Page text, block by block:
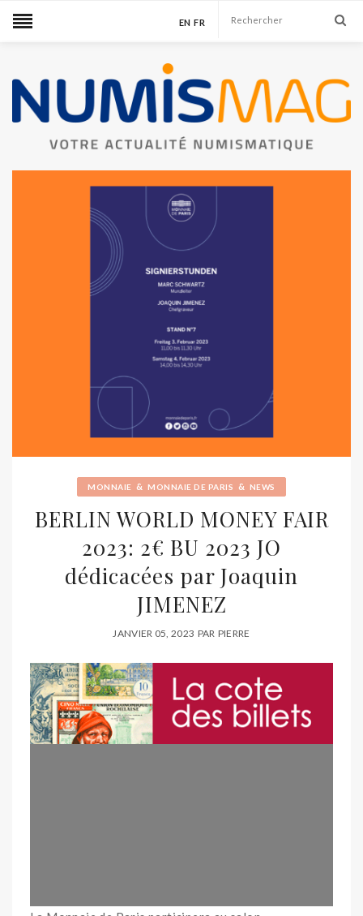
EN FR
MONNAIE & MONNAIE DE PARIS & NEWS
BERLIN WORLD MONEY FAIR
2023: 2€ BU 2023 JO
dédicacées par Joaquin
JIMENEZ
JANVIER 05, 2023 PAR PIERRE